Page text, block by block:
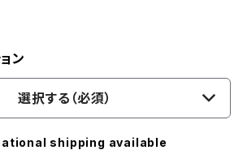
ン
選択する（必須）
shipping available